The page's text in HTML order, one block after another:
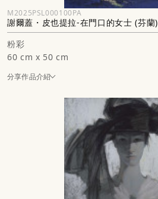
M2025PSL000100PA
謝爾蓋・皮也提拉-在門口的女士 (芬蘭)
粉彩
60 cm x 50 cm
分享作品介紹